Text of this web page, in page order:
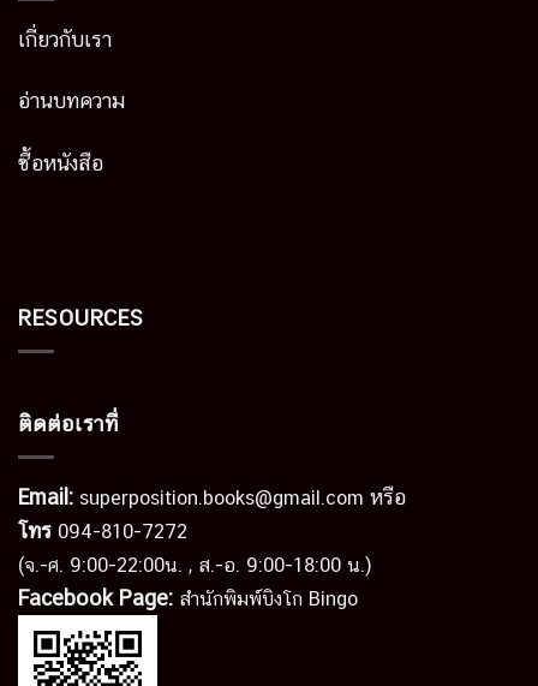
เกี่ยวกับเรา
อ่านบทความ
ซื้อหนังสือ
RESOURCES
ติดต่อเราที่
Email: superposition.books@gmail.com หรือ
โทร 094-810-7272
(จ.-ศ. 9:00-22:00น. , ส.-อ. 9:00-18:00 น.)
Facebook Page: สำนักพิมพ์บิงโก Bingo